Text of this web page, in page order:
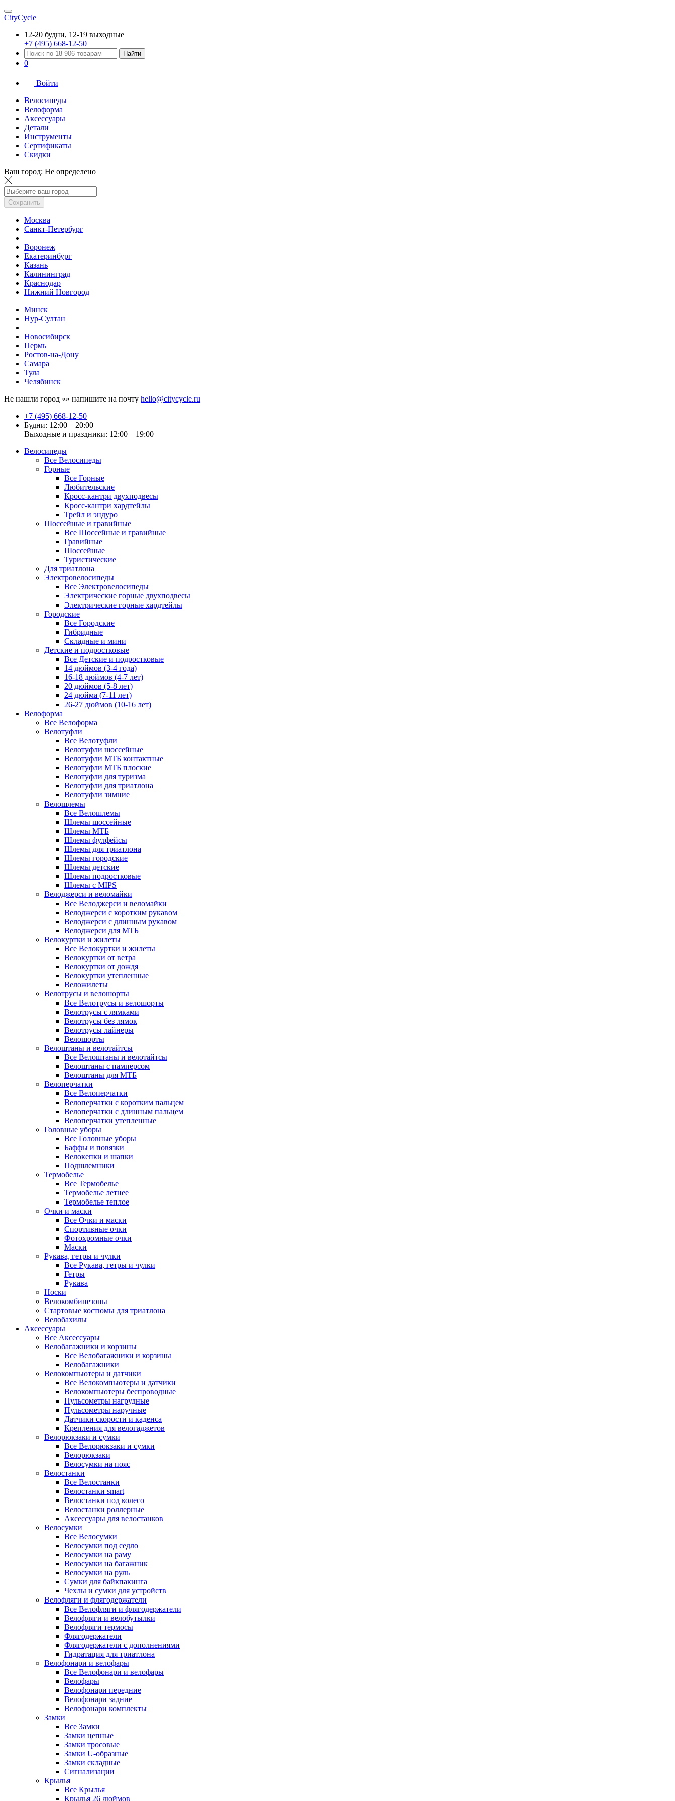
CityCycle
12-20 будни, 12-19 выходные
+7 (495) 668-12-50
Найти
0
Войти
Велосипеды
Велоформа
Аксессуары
Детали
Инструменты
Сертификаты
Скидки
Ваш город: Не определено
Сохранить
Москва
Санкт-Петербург
Воронеж
Екатеринбург
Казань
Калининград
Краснодар
Нижний Новгород
Минск
Нур-Султан
Новосибирск
Пермь
Ростов-на-Дону
Самара
Тула
Челябинск
Не нашли город «» напишите на почту hello@citycycle.ru
+7 (495) 668-12-50
Будни: 12:00 – 20:00
Выходные и праздники: 12:00 – 19:00
Велосипеды
Все Велосипеды
Горные
Все Горные
Любительские
Кросс-кантри двухподвесы
Кросс-кантри хардтейлы
Трейл и эндуро
Шоссейные и гравийные
Все Шоссейные и гравийные
Гравийные
Шоссейные
Туристические
Для триатлона
Электровелосипеды
Все Электровелосипеды
Электрические горные двухподвесы
Электрические горные хардтейлы
Городские
Все Городские
Гибридные
Складные и мини
Детские и подростковые
Все Детские и подростковые
14 дюймов (3-4 года)
16-18 дюймов (4-7 лет)
20 дюймов (5-8 лет)
24 дюйма (7-11 лет)
26-27 дюймов (10-16 лет)
Велоформа
Все Велоформа
Велотуфли
Все Велотуфли
Велотуфли шоссейные
Велотуфли МТБ контактные
Велотуфли МТБ плоские
Велотуфли для туризма
Велотуфли для триатлона
Велотуфли зимние
Велошлемы
Все Велошлемы
Шлемы шоссейные
Шлемы МТБ
Шлемы фулфейсы
Шлемы для триатлона
Шлемы городские
Шлемы детские
Шлемы подростковые
Шлемы с MIPS
Велоджерси и веломайки
Все Велоджерси и веломайки
Велоджерси с коротким рукавом
Велоджерси с длинным рукавом
Велоджерси для МТБ
Велокуртки и жилеты
Все Велокуртки и жилеты
Велокуртки от ветра
Велокуртки от дождя
Велокуртки утепленные
Веложилеты
Велотрусы и велошорты
Все Велотрусы и велошорты
Велотрусы с лямками
Велотрусы без лямок
Велотрусы лайнеры
Велошорты
Велоштаны и велотайтсы
Все Велоштаны и велотайтсы
Велоштаны с памперсом
Велоштаны для МТБ
Велоперчатки
Все Велоперчатки
Велоперчатки с коротким пальцем
Велоперчатки с длинным пальцем
Велоперчатки утепленные
Головные уборы
Все Головные уборы
Баффы и повязки
Велокепки и шапки
Подшлемники
Термобелье
Все Термобелье
Термобелье летнее
Термобелье теплое
Очки и маски
Все Очки и маски
Спортивные очки
Фотохромные очки
Маски
Рукава, гетры и чулки
Все Рукава, гетры и чулки
Гетры
Рукава
Носки
Велокомбинезоны
Стартовые костюмы для триатлона
Велобахилы
Аксессуары
Все Аксессуары
Велобагажники и корзины
Все Велобагажники и корзины
Велобагажники
Велокомпьютеры и датчики
Все Велокомпьютеры и датчики
Велокомпьютеры беспроводные
Пульсометры нагрудные
Пульсометры наручные
Датчики скорости и каденса
Крепления для велогаджетов
Велорюкзаки и сумки
Все Велорюкзаки и сумки
Велорюкзаки
Велосумки на пояс
Велостанки
Все Велостанки
Велостанки smart
Велостанки под колесо
Велостанки роллерные
Аксессуары для велостанков
Велосумки
Все Велосумки
Велосумки под седло
Велосумки на раму
Велосумки на багажник
Велосумки на руль
Сумки для байкпакинга
Чехлы и сумки для устройств
Велофляги и флягодержатели
Все Велофляги и флягодержатели
Велофляги и велобутылки
Велофляги термосы
Флягодержатели
Флягодержатели с дополнениями
Гидратация для триатлона
Велофонари и велофары
Все Велофонари и велофары
Велофары
Велофонари передние
Велофонари задние
Велофонари комплекты
Замки
Все Замки
Замки цепные
Замки тросовые
Замки U-образные
Замки складные
Сигнализации
Крылья
Все Крылья
Крылья 26 дюймов